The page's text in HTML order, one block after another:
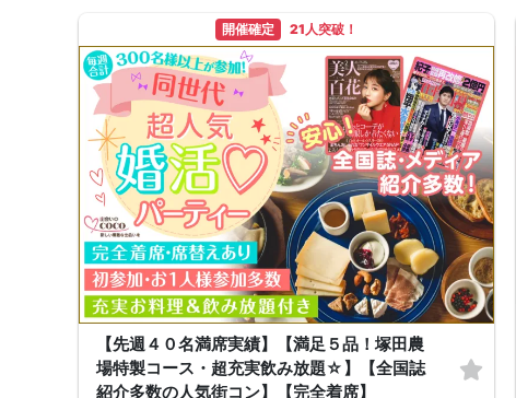
【 服装 】
お気に入りの普段着でご参加ください。
【 参加定員数 】
30名様
🔳最小開催人数：2対2
🔳中止判断タイミング：開催1時間前
🔳飲食あり
2. 服装の指定はございません。多くのお客様はカジュアルな格好でおこし
になられています。
3. 開催判断はイベント前日の時点で男性３名・女性３名以上のお申し込み
からになりますが、当日に参加者のキャンセルで比率が崩れた場合や開催
判断人数を下回った場合、一切返金などの保証はいたしませんのでご了承
ください。
4. イベントページ内の「お申し込み状況」等はキャンセルなどで当日の参
加人数、男女比率と異なる可能性がございます。
5. 当日は店舗の外ではなく店舗内で受付いたします。店内に入り店員に
「街コンで来た」旨をお伝えください。
6. お釣りの用意はございませんので、出ないようにご準備お願いします。
7. 当日は年齢確認のできる身分証をお持ちください。イベントの対象年齢
でないことが発覚した場合、参加費を全額徴収し返金はいたしかねます。
8. 15分以上の遅刻はキャンセルとみなす可能性があります。
9. 当日受付にお越しになってからのキャンセル、途中キャンセルは出来ま
せん。
10. イベント中止に伴うユーザーへの返金額は、チケット代金となり、交
通費、宿泊費、通信費等の返金は行いません。
11. 領収書の発行はいたしかねます。
お申し込みが完了した時点で上記すべての事項に同意したと判断いたしま
す。8/9(日)40代メインコン横浜
開催確定 21人突破！
【先週４０名満席実績】【満足５品！塚田農
場特製コース・超充実飲み放題☆】【全国誌
紹介多数の人気街コン】【完全着席】